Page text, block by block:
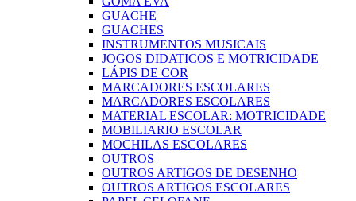
GUACHE
GUACHES
INSTRUMENTOS MUSICAIS
JOGOS DIDATICOS E MOTRICIDADE
LÁPIS DE COR
MARCADORES ESCOLARES
MARCADORES ESCOLARES
MATERIAL ESCOLAR: MOTRICIDADE
MOBILIARIO ESCOLAR
MOCHILAS ESCOLARES
OUTROS
OUTROS ARTIGOS DE DESENHO
OUTROS ARTIGOS ESCOLARES